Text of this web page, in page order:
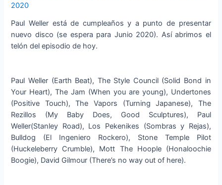
2020
Paul Weller está de cumpleaños y a punto de presentar
nuevo disco (se espera para Junio 2020). Así abrimos el
telón del episodio de hoy.
Paul Weller (Earth Beat), The Style Council (Solid Bond in
Your Heart), The Jam (When you are young), Undertones
(Positive Touch), The Vapors (Turning Japanese), The
Rezillos (My Baby Does, Good Sculptures), Paul
Weller(Stanley Road), Los Pekenikes (Sombras y Rejas),
Bulldog (El Ingeniero Rockero), Stone Temple Pilot
(Huckeleberry Crumble), Mott The Hoople (Honaloochie
Boogie), David Gilmour (There’s no way out of here).